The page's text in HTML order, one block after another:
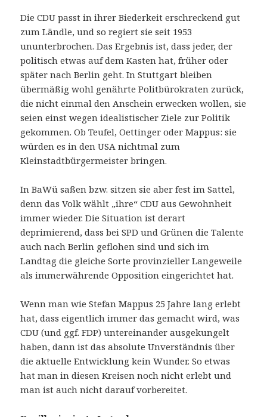
Die CDU passt in ihrer Biederkeit erschreckend gut
zum Ländle, und so regiert sie seit 1953
ununterbrochen. Das Ergebnis ist, dass jeder, der
politisch etwas auf dem Kasten hat, früher oder
später nach Berlin geht. In Stuttgart bleiben
übermäßig wohl genährte Politbürokraten zurück,
die nicht einmal den Anschein erwecken wollen, sie
seien einst wegen idealistischer Ziele zur Politik
gekommen. Ob Teufel, Oettinger oder Mappus: sie
würden es in den USA nichtmal zum
Kleinstadtbürgermeister bringen.
In BaWü saßen bzw. sitzen sie aber fest im Sattel,
denn das Volk wählt „ihre“ CDU aus Gewohnheit
immer wieder. Die Situation ist derart
deprimierend, dass bei SPD und Grünen die Talente
auch nach Berlin geflohen sind und sich im
Landtag die gleiche Sorte provinzieller Langeweile
als immerwährende Opposition eingerichtet hat.
Wenn man wie Stefan Mappus 25 Jahre lang erlebt
hat, dass eigentlich immer das gemacht wird, was
CDU (und ggf. FDP) untereinander ausgekungelt
haben, dann ist das absolute Unverständnis über
die aktuelle Entwicklung kein Wunder. So etwas
hat man in diesen Kreisen noch nicht erlebt und
man ist auch nicht darauf vorbereitet.